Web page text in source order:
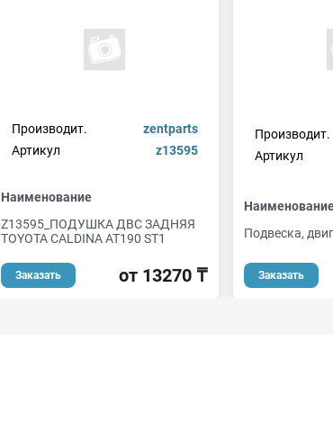
Производит.
zentparts
Артикул
z13595
Наименование
Z13595_ПОДУШКА ДВС ЗАДНЯЯ
TOYOTA CALDINA AT190 ST1
Заказать от 13270 ₸
Производит.
Артикул
Подвеска,
Заказать